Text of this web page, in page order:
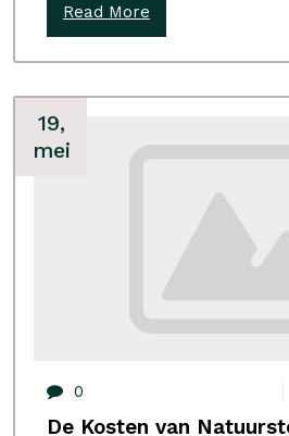
Read More
19,
mei
0
De Kosten van